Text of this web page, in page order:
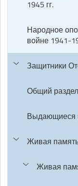
1945 гг.
Народное
войне 1941-
Защитники
Общий раздел
Выдающиеся
Живая
Живая